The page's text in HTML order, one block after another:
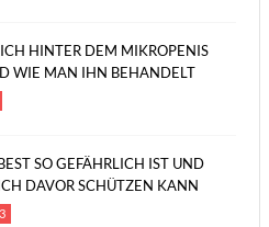
HINTER DEM MIKROPENIS
WIE MAN IHN BEHANDELT
SO GEFÄHRLICH IST UND
DAVOR SCHÜTZEN KANN